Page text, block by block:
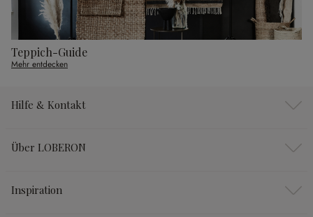
Teppich-Guide
Mehr entdecken
Hilfe & Kontakt
Über LOBERON
Inspiration